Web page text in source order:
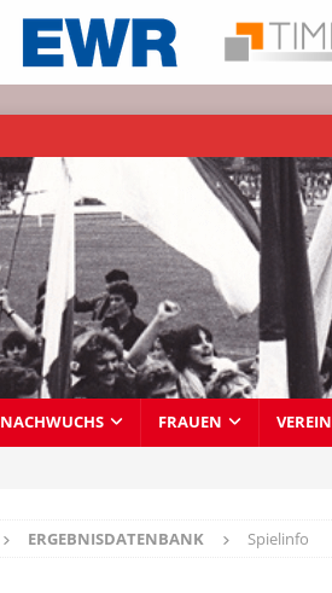
NACHWUCHS FRAUEN VEREIN
ERGEBNISDATENBANK Spielinfo